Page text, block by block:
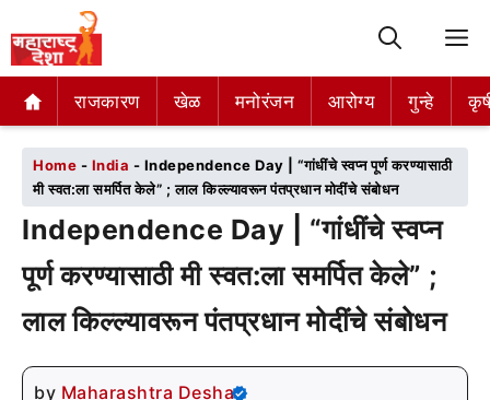
राजकारण खेळ मनोरंजन आरोग्य गुन्हे
राजकारण खेळ मनोरंजन आरोग्य गुन्हे
Home - India - Independence Day | “गांधींचे स्वप्न पूर्ण करण्यासाठी
मी स्वत:ला समर्पित केले” ; लाल किल्ल्यावरून पंतप्रधान मोदींचे संबोधन
Independence Day | “गांधींचे स्वप्न
पूर्ण करण्यासाठी मी स्वत:ला समर्पित केले” ;
लाल किल्ल्यावरून पंतप्रधान मोदींचे संबोधन
by Maharashtra Desha